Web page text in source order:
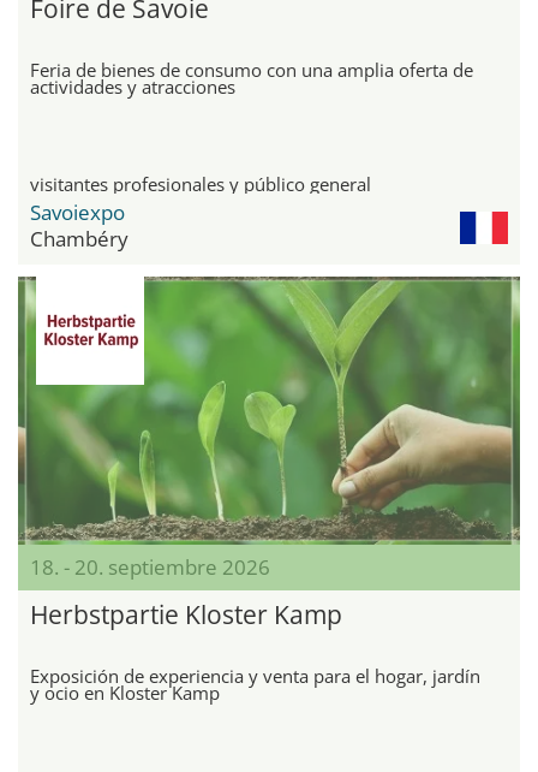
Foire de Savoie
Feria de bienes de consumo con una amplia oferta de
actividades y atracciones
visitantes profesionales y público general
Savoiexpo
Chambéry
18. - 20. septiembre 2026
Herbstpartie Kloster Kamp
Exposición de experiencia y venta para el hogar, jardín
y ocio en Kloster Kamp